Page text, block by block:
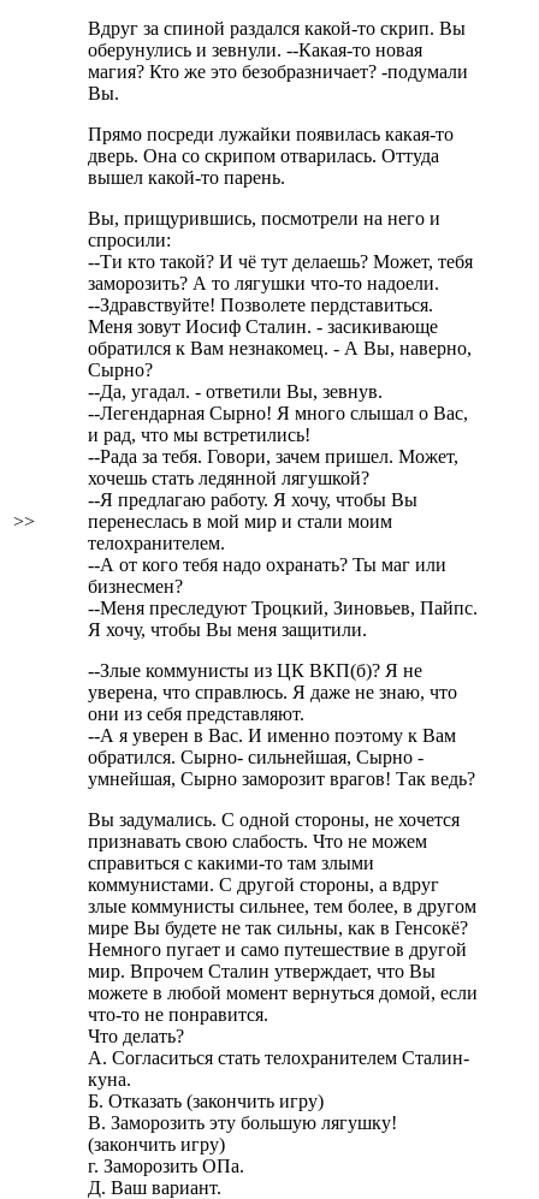
>>
Вдруг за спиной раздался какой-то скрип. Вы
оберунулись и зевнули. --Какая-то новая
магия? Кто же это безобразничает? -подумали
Вы.
Прямо посреди лужайки появилась какая-то
дверь. Она со скрипом отварилась. Оттуда
вышел какой-то парень.
Вы, прищурившись, посмотрели на него и
спросили:
--Ти кто такой? И чё тут делаешь? Может, тебя
заморозить? А то лягушки что-то надоели.
--Здравствуйте! Позволете пердставиться.
Меня зовут Иосиф Сталин. - засикивающе
обратился к Вам незнакомец. - А Вы, наверно,
Сырно?
--Да, угадал. - ответили Вы, зевнув.
--Легендарная Сырно! Я много слышал о Вас,
и рад, что мы встретились!
--Рада за тебя. Говори, зачем пришел. Может,
хочешь стать ледянной лягушкой?
--Я предлагаю работу. Я хочу, чтобы Вы
перенеслась в мой мир и стали моим
телохранителем.
--А от кого тебя надо охранать? Ты маг или
бизнесмен?
--Меня преследуют Троцкий, Зиновьев, Пайпс.
Я хочу, чтобы Вы меня защитили.
--Злые коммунисты из ЦК ВКП(б)? Я не
уверена, что справлюсь. Я даже не знаю, что
они из себя представляют.
--А я уверен в Вас. И именно поэтому к Вам
обратился. Сырно- сильнейшая, Сырно -
умнейшая, Сырно заморозит врагов! Так ведь?
Вы задумались. С одной стороны, не хочется
признавать свою слабость. Что не можем
справиться с какими-то там злыми
коммунистами. С другой стороны, а вдруг
злые коммунисты сильнее, тем более, в другом
мире Вы будете не так сильны, как в Генсокё?
Немного пугает и само путешествие в другой
мир. Впрочем Сталин утверждает, что Вы
можете в любой момент вернуться домой, если
что-то не понравится.
Что делать?
А. Согласиться стать телохранителем Сталин-
куна.
Б. Отказать (закончить игру)
В. Заморозить эту большую лягушку!
(закончить игру)
г. Заморозить ОПа.
Д. Ваш вариант.